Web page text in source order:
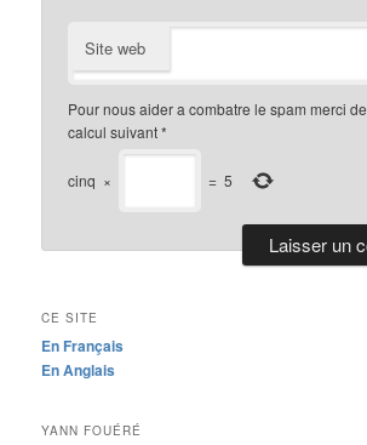
Site web
Pour nous aider a combatre le spam merci
calcul suivant*
cinq × = 5
CE SITE
En Français
En Anglais
YANN FOUÉRÉ